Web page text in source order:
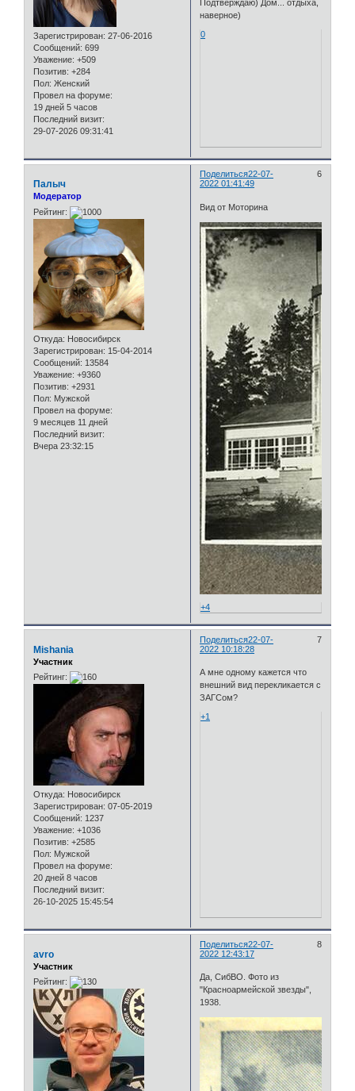
Зарегистрирован: 27-06-2016
Сообщений: 699
Уважение: +509
Позитив: +284
Пол: Женский
Провел на форуме:
19 дней 5 часов
Последний визит:
29-07-2026 09:31:41
Подтверждаю) Дом... отдыха,
наверное)
0
Поделиться 6
22-07-
2022 01:41:49
Палыч
Модератор
Рейтинг:
Откуда: Новосибирск
Зарегистрирован: 15-04-2014
Сообщений: 13584
Уважение: +9360
Позитив: +2931
Пол: Мужской
Провел на форуме:
9 месяцев 11 дней
Последний визит:
Вчера 23:32:15
Вид от Моторина
+4
Поделиться 7
22-07-
2022 10:18:28
Mishania
Участник
Рейтинг:
Откуда: Новосибирск
Зарегистрирован: 07-05-2019
Сообщений: 1237
Уважение: +1036
Позитив: +2585
Пол: Мужской
Провел на форуме:
20 дней 8 часов
Последний визит:
26-10-2025 15:45:54
А мне одному кажется что
внешний вид перекликается с
ЗАГСом?
+1
Поделиться 8
22-07-
2022 12:43:17
avro
Участник
Рейтинг:
Да, СибВО. Фото из
"Красноармейской звезды",
1938.